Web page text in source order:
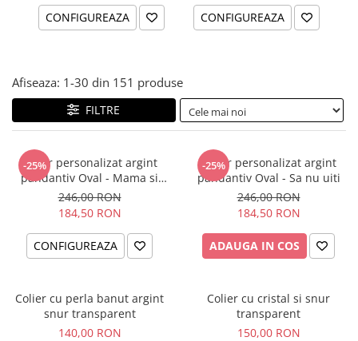
CONFIGUREAZA CONFIGUREAZA
Afiseaza: 1-30 din 151 produse
FILTRE
-25%
Colier personalizat argint
pandantiv Oval - Mama si
Bebelus
246,00 RON
184,50 RON
CONFIGUREAZA
-25%
Colier personalizat argint
pandantiv Oval - Sa nu uiti
246,00 RON
184,50 RON
ADAUGA IN COS
Colier cu perla banut argint
snur transparent
140,00 RON
Colier cu cristal si snur
transparent
150,00 RON